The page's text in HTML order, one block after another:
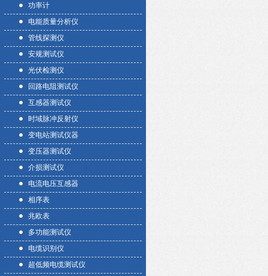
功率计
电能质量分析仪
管线探测仪
安规测试仪
光伏检测仪
回路电阻测试仪
互感器测试仪
时域脉冲反射仪
变电站测试仪器
变压器测试仪
介损测试仪
电流电压互感器
相序表
兆欧表
多功能测试仪
电缆识别仪
超低频电缆测试仪